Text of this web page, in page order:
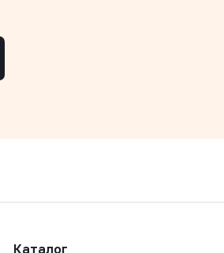
Каталог